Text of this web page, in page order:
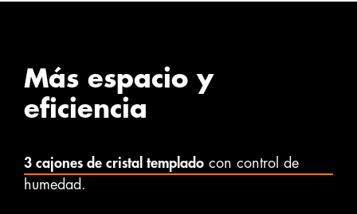
Más espacio y
eficiencia
3 cajones de cristal templado con control de
humedad.